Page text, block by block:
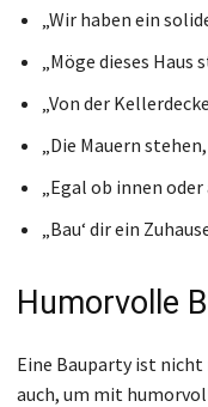
„Wir haben ein
„Möge dieses
„Von der
„Die Mauern
„Egal ob innen
„Bau‘ dir ein
Humorvolle
Eine Bauparty ist nicht
auch, um mit